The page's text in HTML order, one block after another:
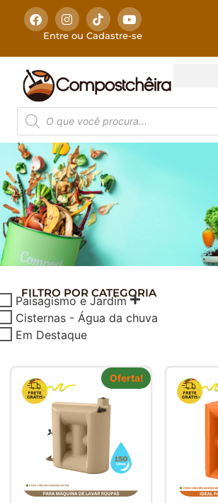
Entre ou Cadastre-se
COMPOSTAGEM
DOMÉSTICA
Composte seus Resíduos - Trate
FILTRO POR CATEGORIA
Paisagismo e Jardim
Cisternas - Água da chuva
Em Destaque
Oferta!